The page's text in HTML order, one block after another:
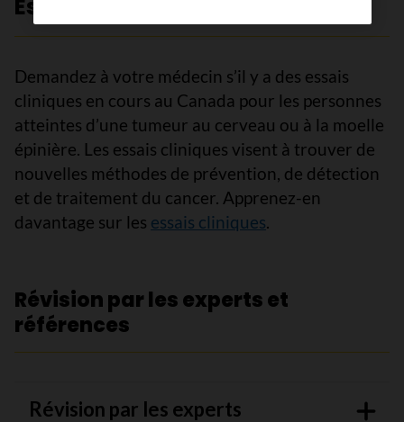
Essais cliniques
Demandez à votre médecin s’il y a des essais
cliniques en cours au Canada pour les personnes
atteintes d’une tumeur au cerveau ou à la moelle
épinière. Les essais cliniques visent à trouver de
nouvelles méthodes de prévention, de détection
et de traitement du cancer. Apprenez-en
davantage sur les essais cliniques.
Révision par les experts et
références
Révision par les experts